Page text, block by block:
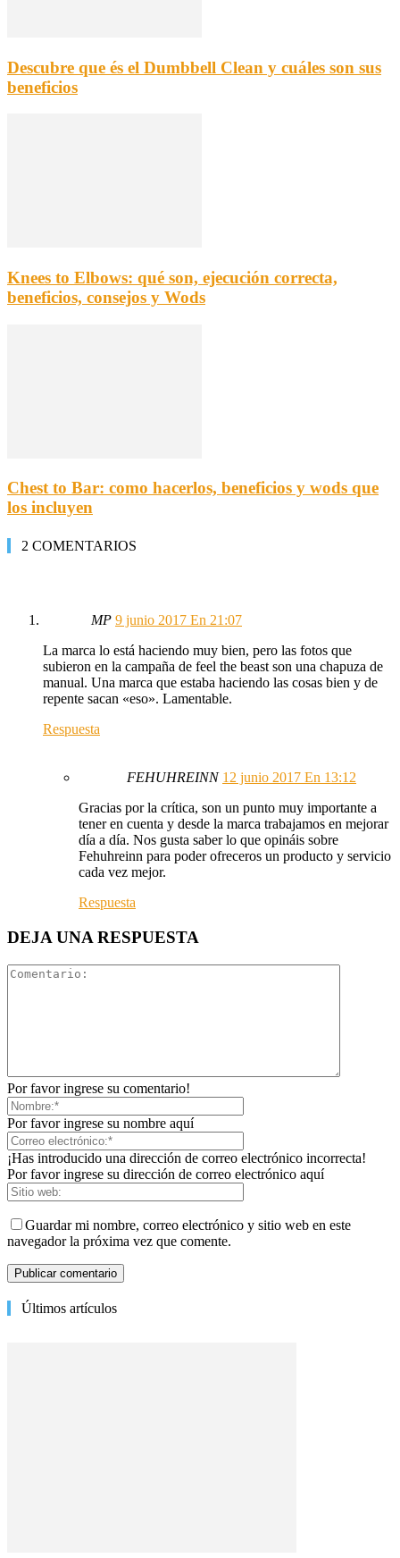
Descubre que és el Dumbbell Clean y cuáles son sus
beneficios
Knees to Elbows: qué son, ejecución correcta,
beneficios, consejos y Wods
Chest to Bar: como hacerlos, beneficios y wods que
los incluyen
2 COMENTARIOS
MP 9 junio 2017 En 21:07
La marca lo está haciendo muy bien, pero las fotos que
subieron en la campaña de feel the beast son una chapuza de
manual. Una marca que estaba haciendo las cosas bien y de
repente sacan «eso». Lamentable.
Respuesta
FEHUHREINN 12 junio 2017 En 13:12
Gracias por la crítica, son un punto muy importante a
tener en cuenta y desde la marca trabajamos en mejorar
día a día. Nos gusta saber lo que opináis sobre
Fehuhreinn para poder ofreceros un producto y servicio
cada vez mejor.
Respuesta
DEJA UNA RESPUESTA
Por favor ingrese su comentario!
Por favor ingrese su nombre aquí
¡Has introducido una dirección de correo electrónico incorrecta!
Por favor ingrese su dirección de correo electrónico aquí
Guardar mi nombre, correo electrónico y sitio web en este
navegador la próxima vez que comente.
Últimos artículos